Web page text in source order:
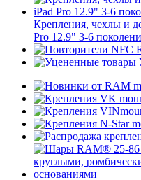
Крепления, чехлы и
Pro 12.9" 3-6